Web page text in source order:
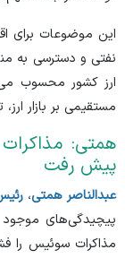
این موضوعات برای
نفتی و دسترسی به
ارز کشور محسوب
مستقیمی بر بازار
همتی:
پیش رفت
عبدالناصر همتی،
مذاکرات سوئیس را